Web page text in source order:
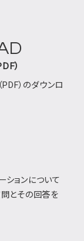
）
PDF）のダウンロ
ションについて
問とその回答を